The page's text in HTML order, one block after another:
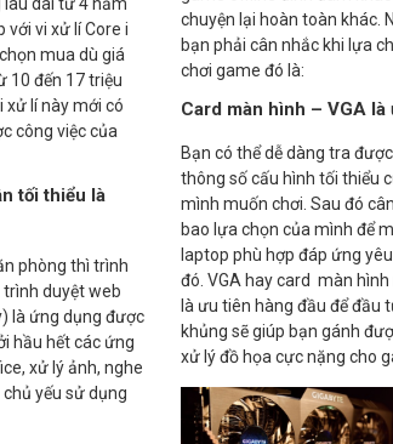
với vi xử lí Core i
mua dù giá
10 đến 17 triệu
xử lí này mới có
công việc của
tối thiểu là
phòng thì trình
duyệt web
là ứng dụng được
hầu hết các ứng
xử lý ảnh, nghe
yếu sử dụng
chuyện lại hoàn toàn khác.
bạn phải cân nhắc khi lựa
chơi game đó là:
Card màn hình – VGA là
Bạn có thể dễ dàng tra
thông số cấu hình tối thiểu
mình muốn chơi. Sau đó
bao lựa chọn của mình để
laptop phù hợp đáp ứng
đó. VGA hay card màn hình
là ưu tiên hàng đầu để đầu
khủng sẽ giúp bạn gánh
xử lý đồ họa cực nặng cho